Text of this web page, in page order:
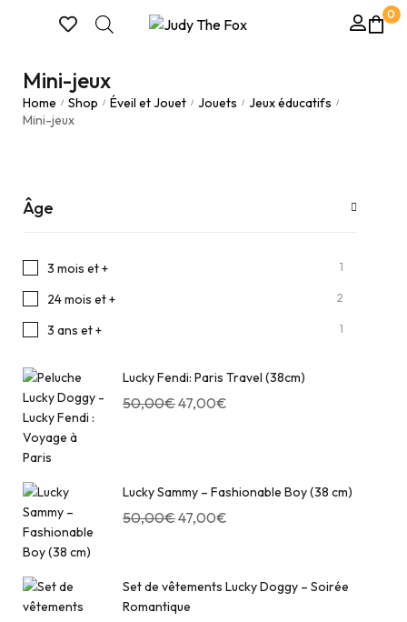
0
Mini-jeux
Home / Shop / Éveil et Jouet / Jouets / Jeux éducatifs /
Mini-jeux
Âge
3 mois et + 1
24 mois et + 2
3 ans et + 1
Lucky Fendi: Paris Travel (38cm)
50,00€47,00€
Lucky Sammy – Fashionable Boy (38 cm)
50,00€47,00€
Set de vêtements Lucky Doggy – Soirée
Romantique